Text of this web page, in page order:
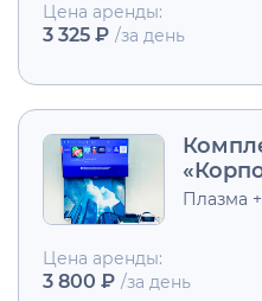
Цена аренды:
3 325 ₽ /за день
Плазма
Цена аренды:
3 800 ₽ /за день